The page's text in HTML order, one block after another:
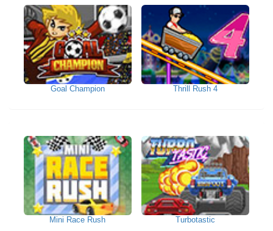
Goal Champion Thrill Rush 4
Mini Race Rush Turbotastic